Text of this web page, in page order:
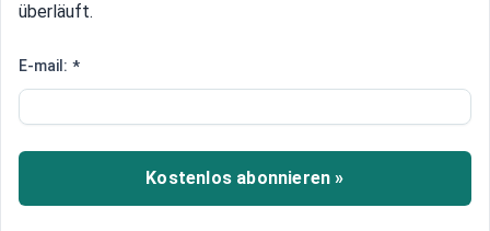
Trump verlässt G7 vorzeitig:
Fokus
Mit einem überraschenden Abgang beim G7-
Gipfel wirbelt Trump das hochrangige Treffen
überläuft.
E-mail: *
Kostenlos abonnieren »